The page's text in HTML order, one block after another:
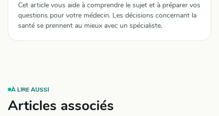
Cet article vous aide à comprendre le sujet et à préparer vos
questions pour votre médecin. Les décisions concernant la
santé se prennent au mieux avec un spécialiste.
À LIRE AUSSI
Articles associés